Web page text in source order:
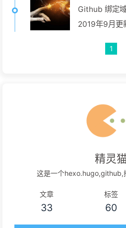
Github 绑定
2019年9月更
1
精灵
这是一个hexo.hugo,github,
文章
33
标签
60